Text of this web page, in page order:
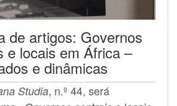
de artigos: Governos
e locais em África –
e dinâmicas
Studia, n.º 44, será